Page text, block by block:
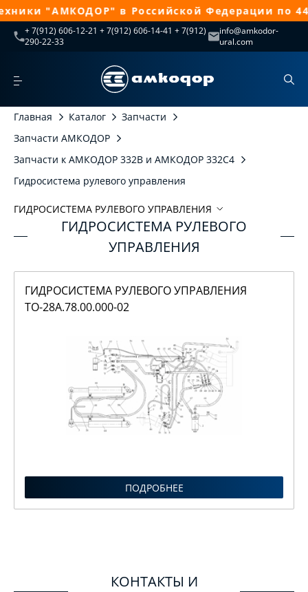
"АМКОДОР" в Российской Федерации по 44-
+ 7(912) 606-12-21 + 7(912) 606-14-41 + 7(912)
290-22-33
info@amkodor-
ural.com
Главная Каталог
Запчасти
Запчасти АМКОДОР
Запчасти к АМКОДОР 332В и АМКОДОР 332С4
Гидросистема рулевого управления
ГИДРОСИСТЕМА РУЛЕВОГО УПРАВЛЕНИЯ
Гидросистема рулевого управления
ГИДРОСИСТЕМА РУЛЕВОГО
УПРАВЛЕНИЯ
ГИДРОСИСТЕМА РУЛЕВОГО УПРАВЛЕНИЯ
ТО-28А.78.00.000-02
ПОДРОБНЕЕ
КОНТАКТЫ И